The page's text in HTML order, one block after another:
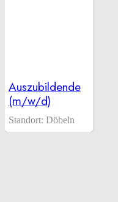
Auszubildende
(m/w/d)
Standort: Döbeln